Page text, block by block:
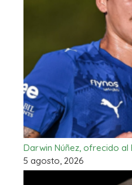
Darwin Núñez, ofrecido
5 agosto, 2026